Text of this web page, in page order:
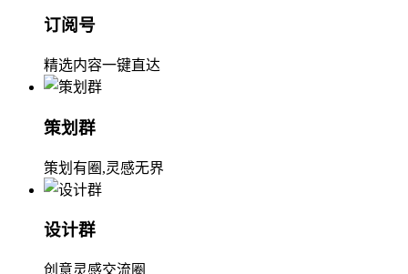
订阅号
精选内容一键直达
策划群
策划有圈,灵感无界
设计群
创意灵感交流圈